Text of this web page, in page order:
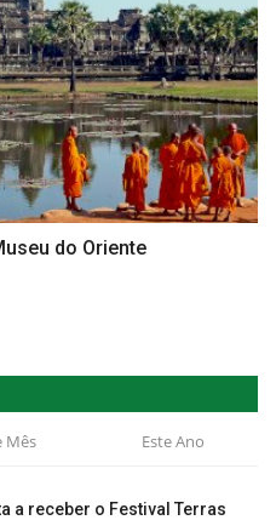
do Oriente
Mês Este Ano
a receber o Festival Terras